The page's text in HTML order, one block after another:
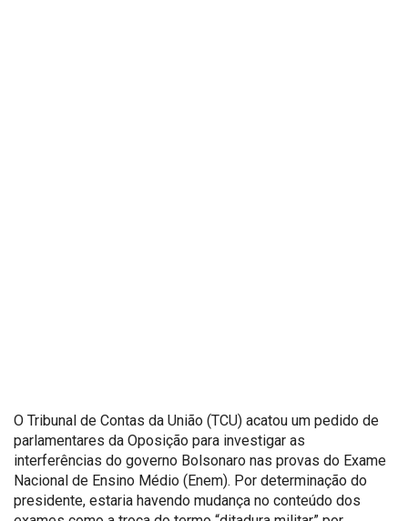
O Tribunal de Contas da União (TCU) acatou um pedido de
parlamentares da Oposição para investigar as
interferências do governo Bolsonaro nas provas do Exame
Nacional de Ensino Médio (Enem). Por determinação do
presidente, estaria havendo mudança no conteúdo dos